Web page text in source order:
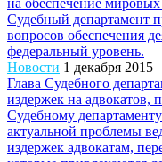
на обеспечение
Судебный департамент
вопросов обеспечения
федеральный уровень.
Новости 1 декабря 2015
Глава Судебного
издержек на адвокатов,
Судебному
актуальной проблемы
издержек адвокатам,